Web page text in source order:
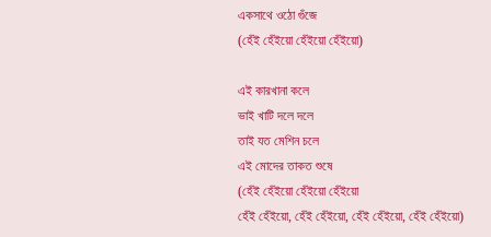
একসাথে ওঠো গুঁজে
(হেঁই হেঁইয়ো হেঁইয়ো হেঁইয়ো)
এই কারখানা কলে
ভাই খাটি দলে দলে
তাই যত মেশিন চলে
এই মোদের তাকত শুষে
(হেঁই হেঁইয়ো হেঁইয়ো হেঁইয়ো
হেঁই হেঁইয়ো, হেঁই হেঁইয়ো, হেঁই হেঁইয়ো, হেঁই হেঁইয়ো)